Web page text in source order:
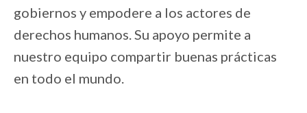
gobiernos y empodere a los actores de
derechos humanos. Su apoyo permite a
nuestro equipo compartir buenas prácticas
en todo el mundo.